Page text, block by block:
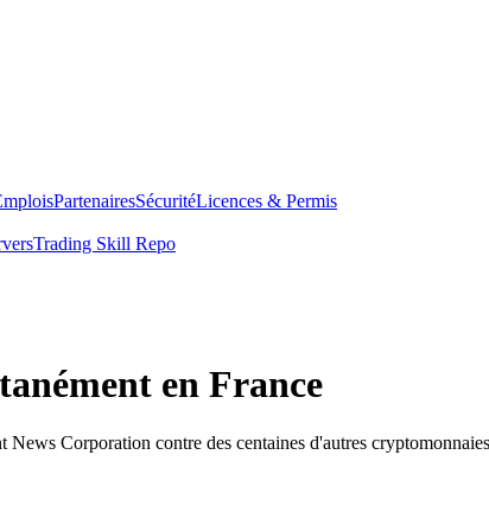
PartenairesSécuritéLicences & Permis
Trading Skill Repo
en France
Corporation contre des centaines d'autres